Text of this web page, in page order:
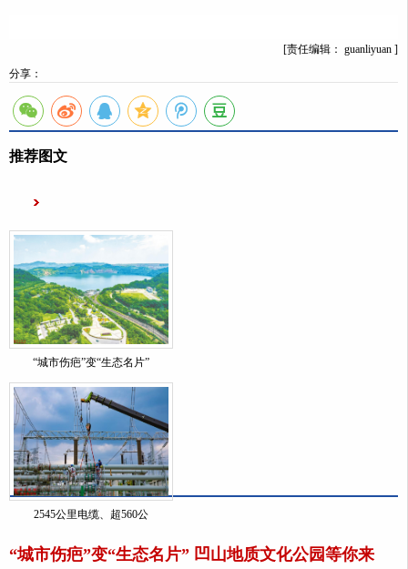
[责任编辑： guanliyuan ]
分享：
推荐图文
“城市伤疤”变“生态名片”
2545公里电缆、超560公
“城市伤疤”变“生态名片” 凹山地质文化公园等你来